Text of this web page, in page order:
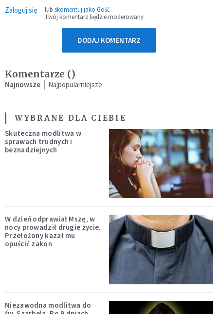
Zaloguj się lub skomentuj jako Gość
Twój komentarz będzie moderowany
DODAJ KOMENTARZ
Komentarze ()
Najnowsze Najpopularniejsze
WYBRANE DLA CIEBIE
Skuteczna modlitwa w
sprawach trudnych i
beznadziejnych
W dzień odprawiał Mszę, w
nocy prowadził drugie życie.
Przełożony kazał mu
opuścić zakon
Niezawodna modlitwa do